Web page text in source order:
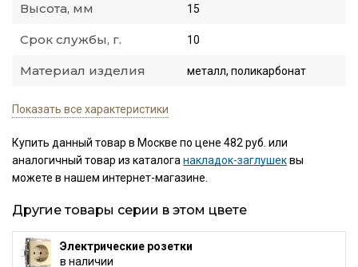
Высота, мм 15
Срок службы, г. 10
Материал изделия металл, поликарбонат
Показать все характеристики
Купить данный товар в Москве по цене 482 руб. или
аналогичный товар из каталоганакладок-заглушеквы
можете в нашем интернет-магазине.
Другие товары серии в этом цвете
Электрические розетки
в наличии